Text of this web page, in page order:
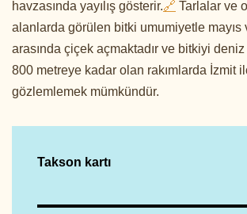
havzasında yayılış gösterir.🔗 Tarlalar ve
alanlarda görülen bitki umumiyetle mayıs
arasında çiçek açmaktadır ve bitkiyi
800 metreye kadar olan rakımlarda İzmit
gözlemlemek mümkündür.
Takson kartı